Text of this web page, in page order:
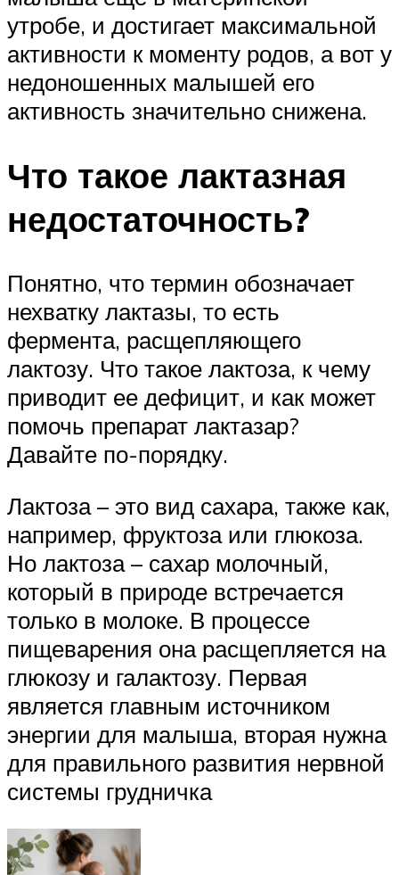
утробе, и достигает максимальной
активности к моменту родов, а вот у
недоношенных малышей его
активность значительно снижена.
Что такое лактазная
недостаточность?
Понятно, что термин обозначает
нехватку лактазы, то есть
фермента, расщепляющего
лактозу. Что такое лактоза, к чему
приводит ее дефицит, и как может
помочь препарат лактазар?
Давайте по-порядку.
Лактоза – это вид сахара, также как,
например, фруктоза или глюкоза.
Но лактоза – сахар молочный,
который в природе встречается
только в молоке. В процессе
пищеварения она расщепляется на
глюкозу и галактозу. Первая
является главным источником
энергии для малыша, вторая нужна
для правильного развития нервной
системы грудничка